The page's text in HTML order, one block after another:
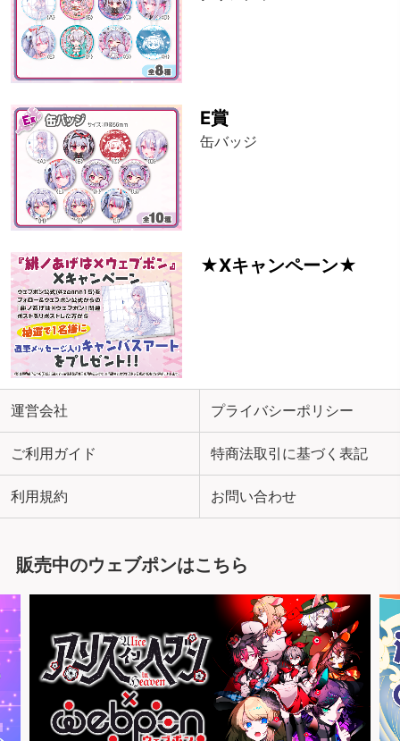
E賞
缶バッジ
★Xキャンペーン★
運営会社 プライバシーポリシー
ご利用ガイド 特商法取引に基づく表記
利用規約 お問い合わせ
販売中のウェブポンはこちら